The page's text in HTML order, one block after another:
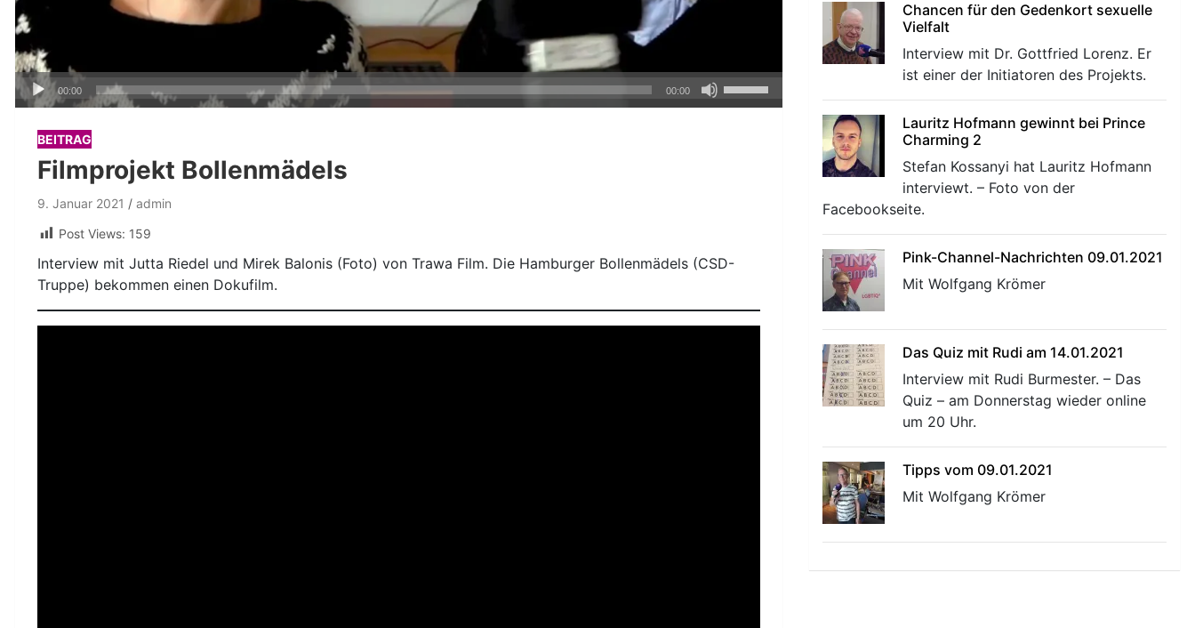
Audio-
Player
00:00 00:00
BEITRAG
Filmprojekt Bollenmädels
9. Januar 2021
admin
Post Views: 159
Interview mit Jutta Riedel und Mirek Balonis (Foto) von Trawa Film. Die Hamburger Bollenmädels (CSD-
Truppe) bekommen einen Dokufilm.
Chancen für den Gedenkort sexuelle
Vielfalt
Interview mit Dr. Gottfried Lorenz. Er
ist einer der Initiatoren des Projekts.
Lauritz Hofmann gewinnt bei Prince
Charming 2
Stefan Kossanyi hat Lauritz Hofmann
interviewt. – Foto von der
Facebookseite.
Pink-Channel-Nachrichten 09.01.2021
Mit Wolfgang Krömer
Das Quiz mit Rudi am 14.01.2021
Interview mit Rudi Burmester. – Das
Quiz – am Donnerstag wieder online
um 20 Uhr.
Tipps vom 09.01.2021
Mit Wolfgang Krömer